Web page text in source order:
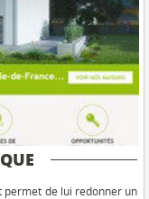
permet de lui redonner un